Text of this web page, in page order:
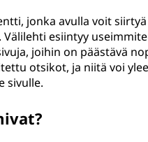
jonka avulla voit
esiintyy
joihin on päästävä
otsikot, ja niitä voi
sivulle.